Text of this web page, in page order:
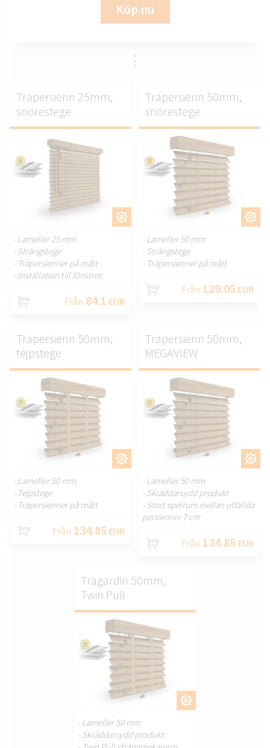
Köp nu
Träpersienn 25mm,
snörestege
- Lameller 25 mm
- Strängstege
- Träpersienner på mått
- Installation till fönstret
Från 84.1 EUR
ANPASSA.
Träpersienn 50mm,
snörestege
- Lameller 50 mm
- Strängstege
- Träpersienner på mått
Från 129.05 EUR
ANPASSA.
Träpersienn 50mm,
tejpstege
- Lameller 50 mm
- Tejpstege
- Träpersienner på mått
Från 134.85 EUR
ANPASSA.
Träpersienn 50mm,
MEGAVIEW
- Lameller 50 mm
- Skräddarsydd produkt
- Stort spelrum mellan utfällda
persienner 7 cm
Från 134.85 EUR
ANPASSA.
Trägardin 50mm,
Twin Pull
- Lameller 50 mm
- Skräddarsydd produkt